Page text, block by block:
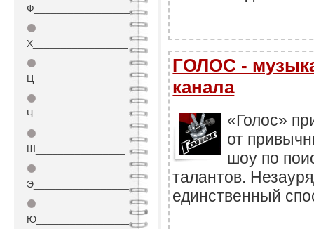
Ф_________________
⚫
Х_________________
⚫
Ц_________________
⚫
Ч_________________
⚫
Ш________________
⚫
Э_________________
⚫
Ю_________________
ГОЛОС -
канала
«Голос»
от
шоу по
талантов.
единственный